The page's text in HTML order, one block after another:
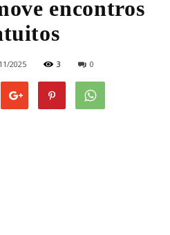
encontros
2025 3 0